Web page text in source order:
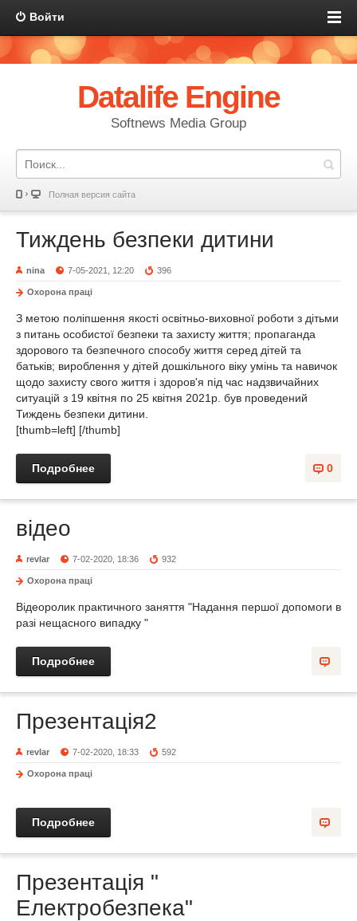
Войти
Datalife Engine
Softnews Media Group
Полная версия сайта
Тиждень безпеки дитини
nina 7-05-2021, 12:20 396
Охорона праці
З метою поліпшення якості освітньо-виховної роботи з дітьми
з питань особистої безпеки та захисту життя; пропаганда
здорового та безпечного способу життя серед дітей та
батьків; вироблення у дітей дошкільного віку умінь та навичок
щодо захисту свого життя і здоров'я під час надзвичайних
ситуацій з 19 квітня по 25 квітня 2021р. був проведений
Тиждень безпеки дитини.
[thumb=left] [/thumb]
0
Подробнее
відео
revlar 7-02-2020, 18:36 932
Охорона праці
Відеоролик практичного заняття "Надання першої допомоги в
разі нещасного випадку "
Подробнее
Презентація2
revlar 7-02-2020, 18:33 592
Охорона праці
Подробнее
Презентація "
Електробезпека"